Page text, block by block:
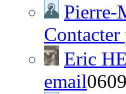
Pierre-
Contacter
Eric
email